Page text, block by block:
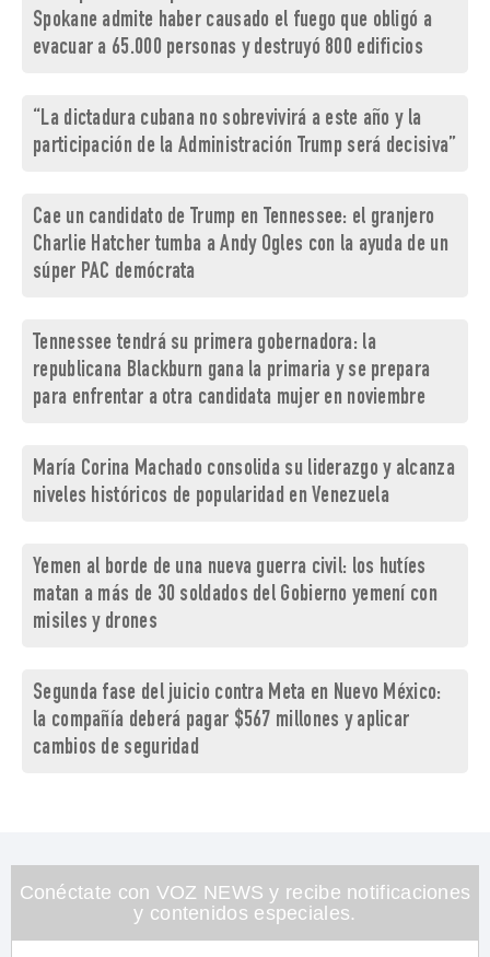
Spokane admite haber causado el fuego que obligó a
evacuar a 65.000 personas y destruyó 800 edificios
“La dictadura cubana no sobrevivirá a este año y la
participación de la Administración Trump será decisiva”
Cae un candidato de Trump en Tennessee: el granjero
Charlie Hatcher tumba a Andy Ogles con la ayuda de un
súper PAC demócrata
Tennessee tendrá su primera gobernadora: la
republicana Blackburn gana la primaria y se prepara
para enfrentar a otra candidata mujer en noviembre
María Corina Machado consolida su liderazgo y alcanza
niveles históricos de popularidad en Venezuela
Yemen al borde de una nueva guerra civil: los hutíes
matan a más de 30 soldados del Gobierno yemení con
misiles y drones
Segunda fase del juicio contra Meta en Nuevo México:
la compañía deberá pagar $567 millones y aplicar
cambios de seguridad
Conéctate con VOZ NEWS y recibe notificaciones
y contenidos especiales.